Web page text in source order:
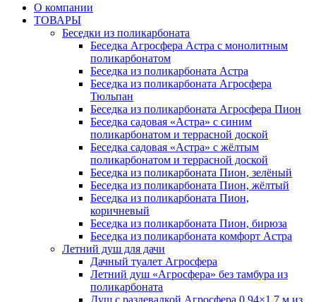
О компании
ТОВАРЫ
Беседки из поликарбоната
Беседка Агросфера Астра с монолитным
поликарбонатом
Беседка из поликарбоната Астра
Беседка из поликарбоната Агросфера
Тюльпан
Беседка из поликарбоната Агросфера Пион
Беседка садовая «Астра» с синим
поликарбонатом и террасной доской
Беседка садовая «Астра» с жёлтым
поликарбонатом и террасной доской
Беседка из поликарбоната Пион, зелёный
Беседка из поликарбоната Пион, жёлтый
Беседка из поликарбоната Пион,
коричневый
Беседка из поликарбоната Пион, бирюза
Беседка из поликарбоната комфорт Астра
Летний душ для дачи
Дачный туалет Агросфера
Летний душ «Агросфера» без тамбура из
поликарбоната
Душ с раздевалкой Агросфера 0,94×1,7 м из